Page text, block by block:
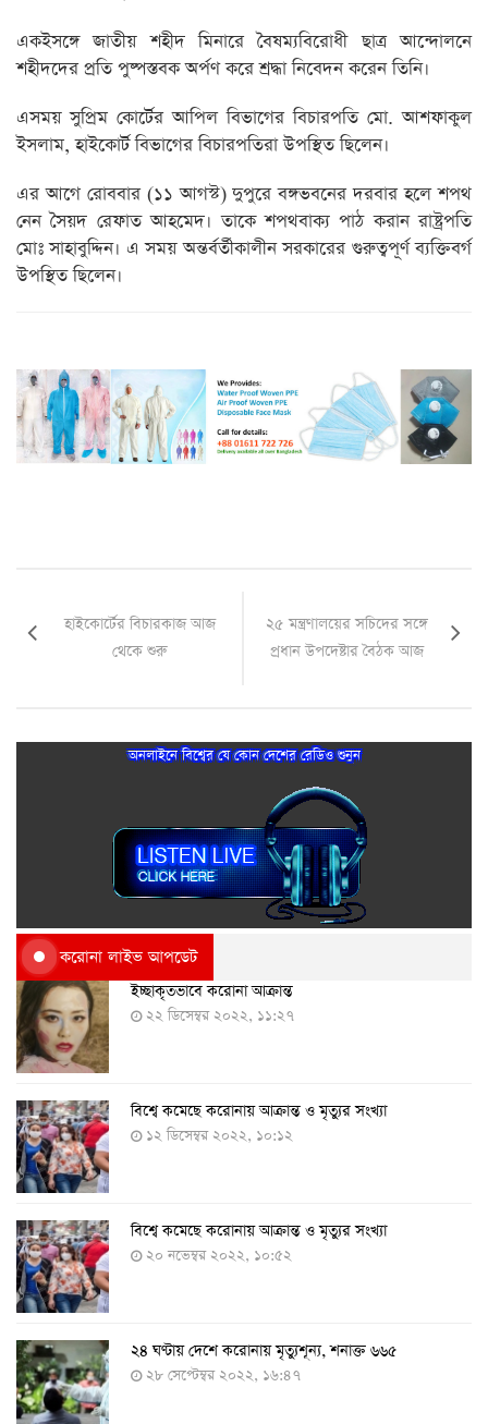
একইসঙ্গে জাতীয় শহীদ মিনারে বৈষম্যবিরোধী ছাত্র আন্দোলনে
শহীদদের প্রতি পুষ্পস্তবক অর্পণ করে শ্রদ্ধা নিবেদন করেন তিনি।
এসময় সুপ্রিম কোর্টের আপিল বিভাগের বিচারপতি মো. আশফাকুল
ইসলাম, হাইকোর্ট বিভাগের বিচারপতিরা উপস্থিত ছিলেন।
এর আগে রোববার (১১ আগস্ট) দুপুরে বঙ্গভবনের দরবার হলে শপথ
নেন সৈয়দ রেফাত আহমেদ। তাকে শপথবাক্য পাঠ করান রাষ্ট্রপতি
মোঃ সাহাবুদ্দিন। এ সময় অন্তর্বর্তীকালীন সরকারের গুরুত্বপূর্ণ ব্যক্তিবর্গ
উপস্থিত ছিলেন।
হাইকোর্টের বিচারকাজ আজ
থেকে শুরু
২৫ মন্ত্রণালয়ের সচিদের সঙ্গে
প্রধান উপদেষ্টার বৈঠক আজ
অনলাইনে বিশ্বের যে কোন দেশের রেডিও শুনুন
করোনা লাইভ আপডেট
ইচ্ছাকৃতভাবে করোনা আক্রান্ত
২২ ডিসেম্বর ২০২২, ১১:২৭
বিশ্বে কমেছে করোনায় আক্রান্ত ও মৃত্যুর সংখ্যা
১২ ডিসেম্বর ২০২২, ১০:১২
বিশ্বে কমেছে করোনায় আক্রান্ত ও মৃত্যুর সংখ্যা
২০ নভেম্বর ২০২২, ১০:৫২
২৪ ঘণ্টায় দেশে করোনায় মৃত্যুশূন্য, শনাক্ত ৬৬৫
২৮ সেপ্টেম্বর ২০২২, ১৬:৪৭